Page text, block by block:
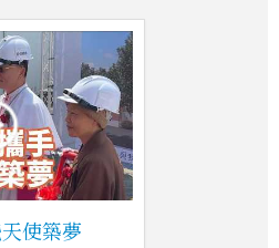
使築夢